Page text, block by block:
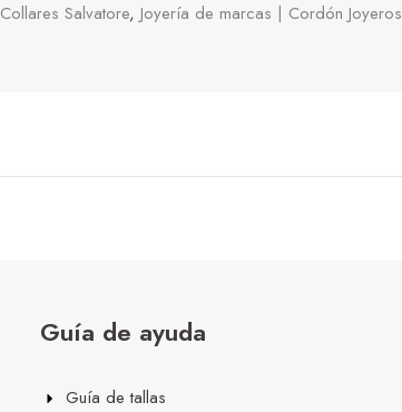
Collares Salvatore, Joyería de marcas | Cordón Joyeros
Guía de ayuda
Guía de tallas